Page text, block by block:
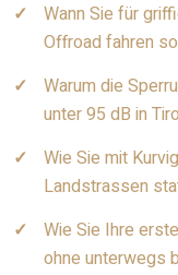
Wann Sie für
Offroad fahren
Warum die
unter 95 dB in
Wie Sie mit
Landstrassen
Wie Sie Ihre
ohne unterwegs